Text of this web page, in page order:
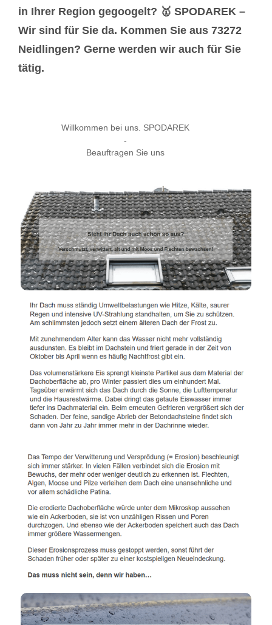
in Ihrer Region gegoogelt? 🥇 SPODAREK –
Wir sind für Sie da. Kommen Sie aus 73272
Neidlingen? Gerne werden wir auch für Sie
tätig.
Willkommen bei uns. SPODAREK
-
Beauftragen Sie uns